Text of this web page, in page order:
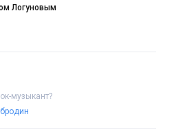
Логуновым
музыкант?